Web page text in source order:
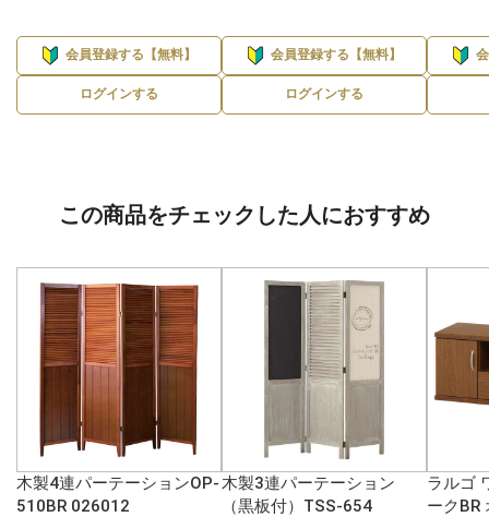
会員登録する【無料】
ログインする
会員登録する【無料】
ログインする
この商品をチェックした人におすすめ
木製4連パーテーションOP-
510BR 026012
木製3連パーテーション
（黒板付）TSS-654
ラルゴ
ークBR